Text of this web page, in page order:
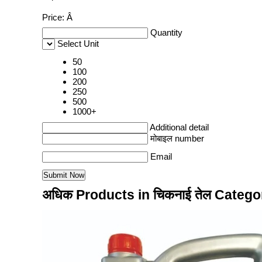
Price: Â
Quantity
Select Unit
50
100
200
250
500
1000+
Additional detail
मोबाइल number
Email
अधिक Products in चिकनाई तेल